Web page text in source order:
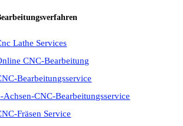
Lathe Services
CNC-Bearbeitung
Bearbeitungsservice
Achsen-CNC-Bearbeitungsservice
Fräsen Service